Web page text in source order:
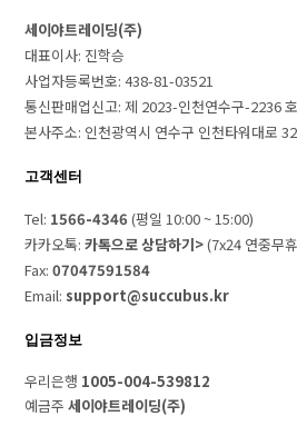
세이야트레이딩(주)
대표이사: 진학승
사업자등록번호: 438-81-03521
통신판매업신고: 제 2023-인천연수구-2236 호
본사주소: 인천광역시 연수구 인천타워대로
고객센터
Tel: 1566-4346 (평일 10:00 ~ 15:00)
카카오톡:카톡으로 상담하기>(7x24 연중무
Fax:07047591584
Email:support@succubus.kr
입금정보
우리은행 1005-004-539812
예금주세이야트레이딩(주)